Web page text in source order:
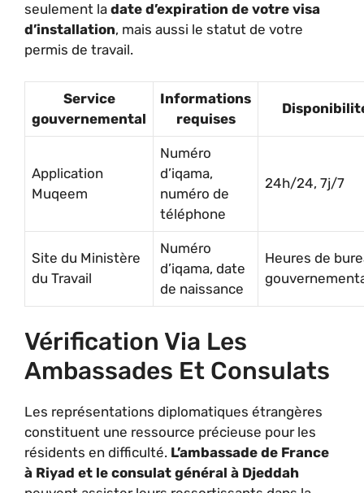
seulement la date d’expiration de votre visa
d’installation, mais aussi le statut de votre
permis de travail.
Service
gouvernemental
Informations
requises
Application
Muqeem
Numéro
d’iqama,
numéro de
téléphone
24h/24, 7j/7
Site du Ministère
du Travail
Numéro
d’iqama, date
de naissance
Heures de
Vérification Via Les
Ambassades Et Consulats
Les représentations diplomatiques étrangères
constituent une ressource précieuse pour les
résidents en difficulté. L’ambassade de France
à Riyad et le consulat général à Djeddah